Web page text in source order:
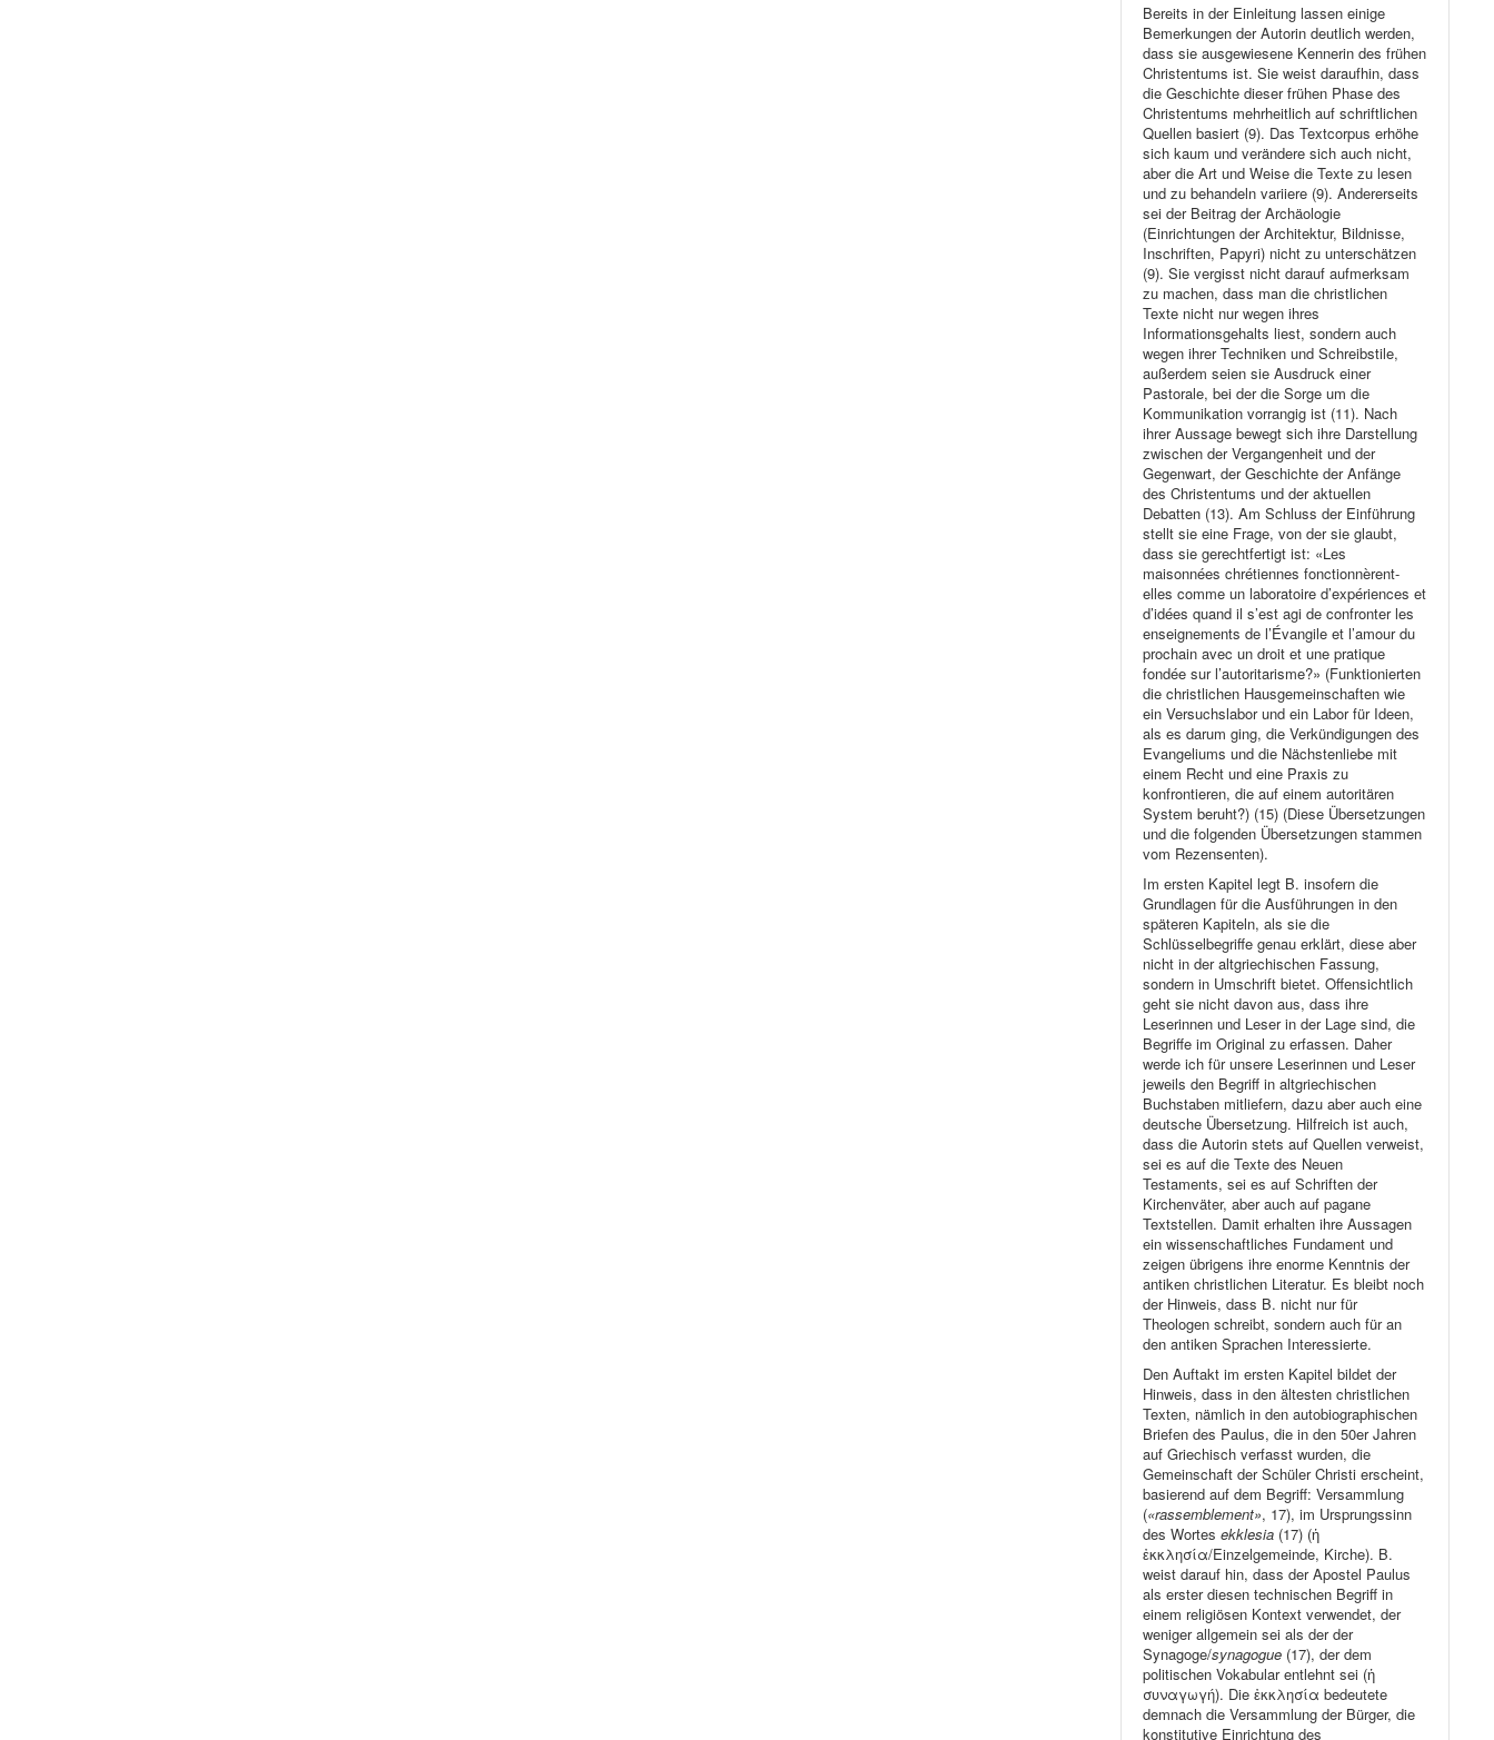
Bereits in der Einleitung lassen einige
Bemerkungen der Autorin deutlich werden,
dass sie ausgewiesene Kennerin des frühen
Christentums ist. Sie weist daraufhin, dass
die Geschichte dieser frühen Phase des
Christentums mehrheitlich auf schriftlichen
Quellen basiert (9). Das Textcorpus erhöhe
sich kaum und verändere sich auch nicht,
aber die Art und Weise die Texte zu lesen
und zu behandeln variiere (9). Andererseits
sei der Beitrag der Archäologie
(Einrichtungen der Architektur, Bildnisse,
Inschriften, Papyri) nicht zu unterschätzen
(9). Sie vergisst nicht darauf aufmerksam
zu machen, dass man die christlichen
Texte nicht nur wegen ihres
Informationsgehalts liest, sondern auch
wegen ihrer Techniken und Schreibstile,
außerdem seien sie Ausdruck einer
Pastorale, bei der die Sorge um die
Kommunikation vorrangig ist (11). Nach
ihrer Aussage bewegt sich ihre Darstellung
zwischen der Vergangenheit und der
Gegenwart, der Geschichte der Anfänge
des Christentums und der aktuellen
Debatten (13). Am Schluss der Einführung
stellt sie eine Frage, von der sie glaubt,
dass sie gerechtfertigt ist: «Les
maisonnées chrétiennes fonctionnèrent-
elles comme un laboratoire d’expériences et
d’idées quand il s’est agi de confronter les
enseignements de l’Évangile et l’amour du
prochain avec un droit et une pratique
fondée sur l’autoritarisme?» (Funktionierten
die christlichen Hausgemeinschaften wie
ein Versuchslabor und ein Labor für Ideen,
als es darum ging, die Verkündigungen des
Evangeliums und die Nächstenliebe mit
einem Recht und eine Praxis zu
konfrontieren, die auf einem autoritären
System beruht?) (15) (Diese Übersetzungen
und die folgenden Übersetzungen stammen
vom Rezensenten).
Im ersten Kapitel legt B. insofern die
Grundlagen für die Ausführungen in den
späteren Kapiteln, als sie die
Schlüsselbegriffe genau erklärt, diese aber
nicht in der altgriechischen Fassung,
sondern in Umschrift bietet. Offensichtlich
geht sie nicht davon aus, dass ihre
Leserinnen und Leser in der Lage sind, die
Begriffe im Original zu erfassen. Daher
werde ich für unsere Leserinnen und Leser
jeweils den Begriff in altgriechischen
Buchstaben mitliefern, dazu aber auch eine
deutsche Übersetzung. Hilfreich ist auch,
dass die Autorin stets auf Quellen verweist,
sei es auf die Texte des Neuen
Testaments, sei es auf Schriften der
Kirchenväter, aber auch auf pagane
Textstellen. Damit erhalten ihre Aussagen
ein wissenschaftliches Fundament und
zeigen übrigens ihre enorme Kenntnis der
antiken christlichen Literatur. Es bleibt noch
der Hinweis, dass B. nicht nur für
Theologen schreibt, sondern auch für an
den antiken Sprachen Interessierte.
Den Auftakt im ersten Kapitel bildet der
Hinweis, dass in den ältesten christlichen
Texten, nämlich in den autobiographischen
Briefen des Paulus, die in den 50er Jahren
auf Griechisch verfasst wurden, die
Gemeinschaft der Schüler Christi erscheint,
basierend auf dem Begriff: Versammlung
(«rassemblement», 17), im Ursprungssinn
des Wortesekklesia (17) (ἡ
ἐκκλησία/Einzelgemeinde, Kirche). B.
weist darauf hin, dass der Apostel Paulus
als erster diesen technischen Begriff in
einem religiösen Kontext verwendet, der
weniger allgemein sei als der der
Synagoge/synagogue (17), der dem
politischen Vokabular entlehnt sei (ἡ
συναγωγή). Die ἐκκλησία bedeutete
demnach die Versammlung der Bürger, die
konstitutive Einrichtung des